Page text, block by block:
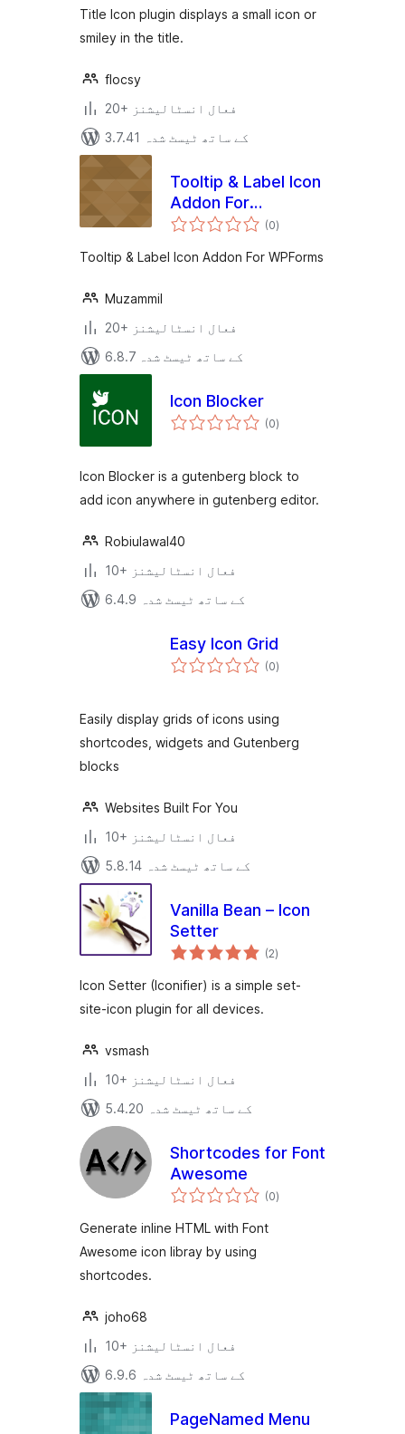
Title Icon plugin displays a small icon or
smiley in the title.
flocsy
20+ فعال انسٹالیشنز
3.7.41 کے ساتھ ٹیسٹ شدہ
Tooltip & Label Icon
Addon For
WPForms
(0مجموعی
درجہ
)
Tooltip & Label Icon Addon For WPForms
Muzammil
20+ فعال انسٹالیشنز
6.8.7 کے ساتھ ٹیسٹ شدہ
Icon Blocker
(0مجموعی
درجہ
)
Icon Blocker is a gutenberg block to
add icon anywhere in gutenberg editor.
Robiulawal40
10+ فعال انسٹالیشنز
6.4.9 کے ساتھ ٹیسٹ شدہ
Easy Icon Grid
(0مجموعی
درجہ
)
Easily display grids of icons using
shortcodes, widgets and Gutenberg
blocks
Websites Built For You
10+ فعال انسٹالیشنز
5.8.14 کے ساتھ ٹیسٹ شدہ
Vanilla Bean – Icon
Setter
(2مجموعی
درجہ
)
Icon Setter (Iconifier) is a simple set-
site-icon plugin for all devices.
vsmash
10+ فعال انسٹالیشنز
5.4.20 کے ساتھ ٹیسٹ شدہ
Shortcodes for Font
Awesome
(0مجموعی
درجہ
)
Generate inline HTML with Font
Awesome icon libray by using
shortcodes.
joho68
10+ فعال انسٹالیشنز
6.9.6 کے ساتھ ٹیسٹ شدہ
PageNamed Menu